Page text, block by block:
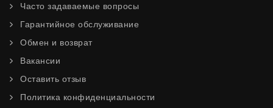
Часто задаваемые вопросы
Гарантийное обслуживание
Обмен и возврат
Вакансии
Оставить отзыв
Политика конфиденциальности